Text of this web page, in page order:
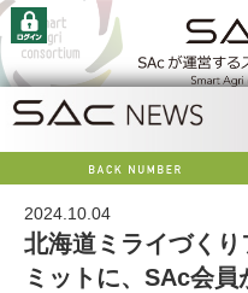
2024.10.04
北海道ミライづく
ミットに、SAc会員